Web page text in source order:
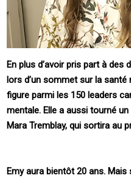
En plus d’avoir pris part à des
lors d’un sommet sur la
figure parmi les 150 leaders
mentale. Elle a aussi tourné
Mara Tremblay, qui sortira au
Emy aura bientôt 20 ans.